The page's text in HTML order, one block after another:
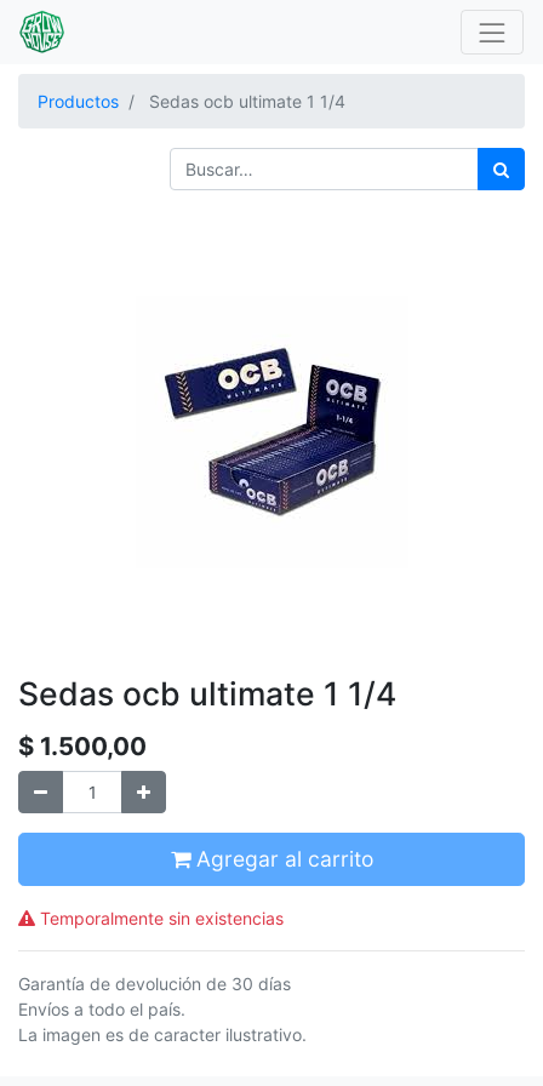
Productos Sedas ocb ultimate 1 1/4
Sedas ocb ultimate 1 1/4
$ 1.500,00
Agregar al carrito
Temporalmente sin existencias
Garantía de devolución de 30 días
Envíos a todo el país.
La imagen es de caracter ilustrativo.